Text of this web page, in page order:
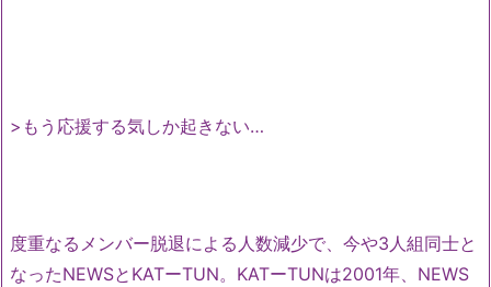
>もう応援する気しか起きない…
度重なるメンバー脱退による人数減少で、今や3人組同士と
なったNEWSとKATーTUN。KATーTUNは2001年、NEWS